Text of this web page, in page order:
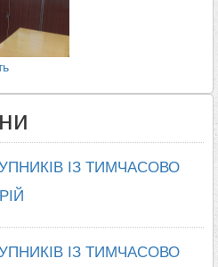
ІЗ ТИМЧАСОВО
ІЗ ТИМЧАСОВО